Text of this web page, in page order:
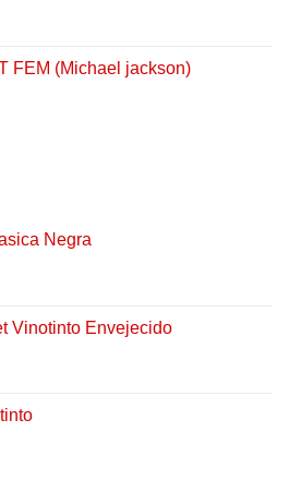
FEM (Michael jackson)
Negra
Vinotinto Envejecido